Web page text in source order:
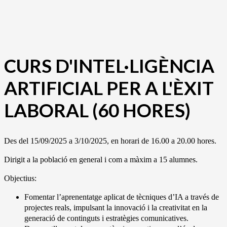
CURS D'INTEL·LIGÈNCIA
ARTIFICIAL PER A L'ÈXIT
LABORAL (60 HORES)
Des del 15/09/2025 a 3/10/2025, en horari de 16.00 a 20.00 hores.
Dirigit a la població en general i com a màxim a 15 alumnes.
Objectius:
Fomentar l’aprenentatge aplicat de tècniques d’IA a través de
projectes reals, impulsant la innovació i la creativitat en la
generació de continguts i estratègies comunicatives.